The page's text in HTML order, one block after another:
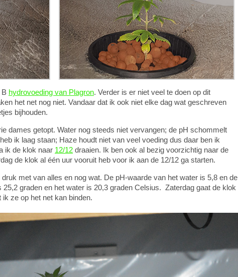
hydrovoeding van Plagron. Verder is er niet veel te doen op dit
het net nog niet. Vandaar dat ik ook niet elke dag wat geschreven
bijhouden.
dames getopt. Water nog steeds niet vervangen; de pH schommelt
ik laag staan; Haze houdt niet van veel voeding dus daar ben ik
ik de klok naar 12/12 draaien. Ik ben ook al bezig voorzichtig naar de
de klok al één uur vooruit heb voor ik aan de 12/12 ga starten.
met van alles en nog wat. De pH-waarde van het water is 5,8 en de
graden en het water is 20,3 graden Celsius. Zaterdag gaat de klok
ze op het net kan binden.